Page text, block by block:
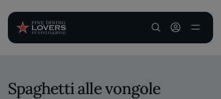
User account
Spaghetti alle vongole